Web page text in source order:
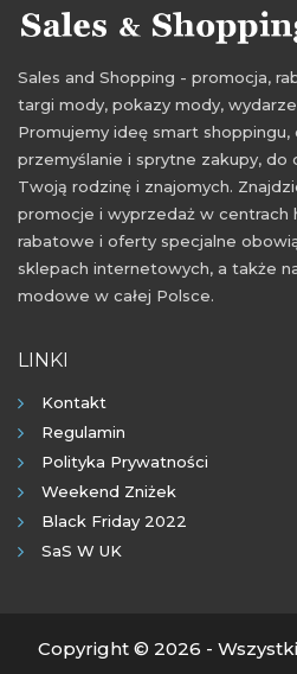
Sales and Shopping - promocja,
targi mody, pokazy mody,
Promujemy ideę smart shoppingu,
przemyślanie i sprytne zakupy, do
Twoją rodzinę i znajomych.
promocje i wyprzedaż w centrach
rabatowe i oferty specjalne
sklepach internetowych, a także
modowe w całej Polsce.
LINKI
Kontakt
Regulamin
Polityka Prywatności
Weekend Zniżek
Black Friday 2022
SaS W UK
Copyright © 2026 -